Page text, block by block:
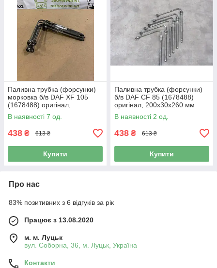
Паливна трубка (форсунки)
морковка б/в DAF XF 105
(1678488) оригінал,
200х30х260 мм
В наявності 7 од.
438 ₴ 613 ₴
Купити
Паливна трубка (форсунки)
б/в DAF CF 85 (1678488)
оригінал, 200х30х260 мм
В наявності 2 од.
438 ₴ 613 ₴
Купити
Про нас
83% позитивних з 6 відгуків за рік
Працює з 13.08.2020
м. м. Луцьк
вул. Соборна, 36, м. Луцьк, Україна
Контакти